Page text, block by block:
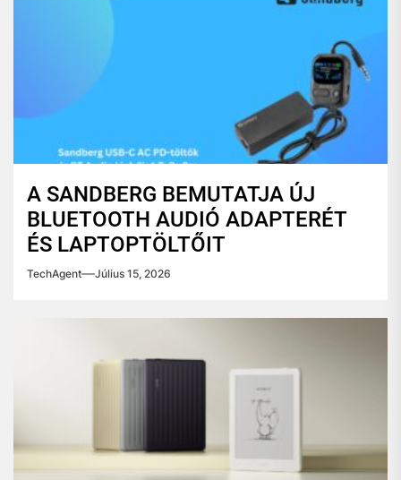
A SANDBERG BEMUTATJA ÚJ
BLUETOOTH AUDIÓ ADAPTERÉT
ÉS LAPTOPTÖLTŐIT
TechAgent Július 15, 2026